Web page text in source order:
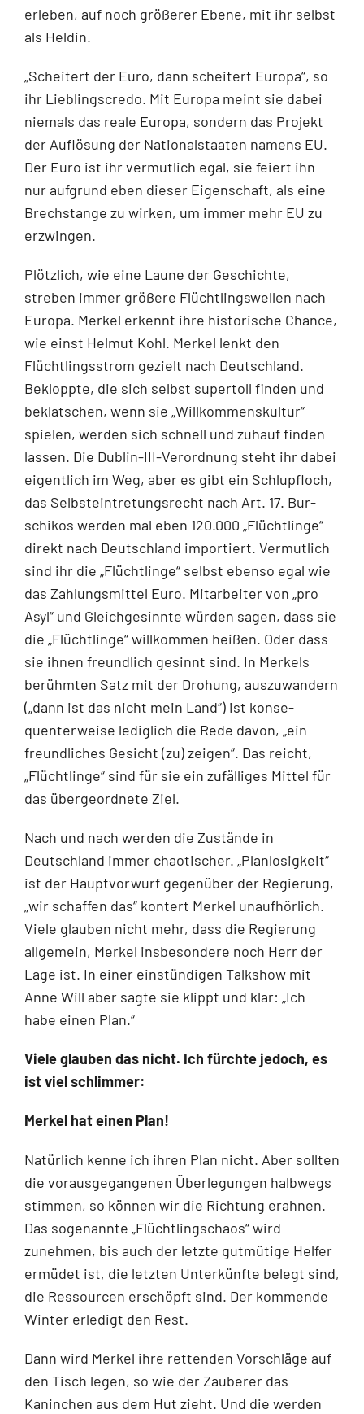
erleben, auf noch größerer Ebene, mit ihr selbst
als Heldin.
„Scheitert der Euro, dann scheitert Europa“, so
ihr Lieblingscredo. Mit Europa meint sie dabei
niemals das reale Europa, sondern das Projekt
der Auflösung der National­staaten namens EU.
Der Euro ist ihr vermutlich egal, sie feiert ihn
nur aufgrund eben dieser Eigenschaft, als eine
Brechstange zu wirken, um immer mehr EU zu
erzwin­gen.
Plötzlich, wie eine Laune der Geschichte,
streben immer größere Flüchtlingswellen nach
Europa. Merkel erkennt ihre historische Chance,
wie einst Helmut Kohl. Merkel lenkt den
Flüchtlingsstrom gezielt nach Deutschland.
Bekloppte, die sich selbst super­toll finden und
beklatschen, wenn sie „Willkommenskultur“
spielen, werden sich schnell und zuhauf finden
lassen. Die Dublin-III-Verordnung steht ihr dabei
eigentlich im Weg, aber es gibt ein Schlupfloch,
das Selbsteintretungsrecht nach Art. 17. Bur­
schikos werden mal eben 120.000 „Flüchtlinge“
direkt nach Deutschland importiert. Vermutlich
sind ihr die „Flüchtlinge“ selbst ebenso egal wie
das Zahlungsmittel Euro. Mitarbeiter von „pro
Asyl“ und Gleichgesinnte würden sagen, dass sie
die „Flüchtlinge“ willkommen heißen. Oder dass
sie ihnen freundlich gesinnt sind. In Merkels
berühm­ten Satz mit der Drohung, auszuwandern
(„dann ist das nicht mein Land“) ist konse­
quenterweise lediglich die Rede davon, „ein
freundliches Gesicht (zu) zeigen“. Das reicht,
„Flüchtlinge“ sind für sie ein zufälliges Mittel für
das übergeordnete Ziel.
Nach und nach werden die Zustände in
Deutschland immer chaotischer. „Planlosig­keit“
ist der Hauptvorwurf gegenüber der Regierung,
„wir schaffen das“ kontert Merkel unaufhörlich.
Viele glauben nicht mehr, dass die Regierung
allgemein, Merkel insbe­sondere noch Herr der
Lage ist. In einer einstündigen Talkshow mit
Anne Will aber sagte sie klippt und klar: „Ich
habe einen Plan.“
Viele glauben das nicht. Ich fürchte jedoch, es
ist viel schlimmer:
Merkel hat einen Plan!
Natürlich kenne ich ihren Plan nicht. Aber sollten
die vorausgegangenen Überlegun­gen halbwegs
stimmen, so können wir die Richtung erahnen.
Das sogenannte „Flüchtlingschaos“ wird
zunehmen, bis auch der letzte gutmütige Helfer
ermüdet ist, die letzten Unterkünfte belegt sind,
die Ressourcen erschöpft sind. Der kommende
Winter erledigt den Rest.
Dann wird Merkel ihre rettenden Vorschläge auf
den Tisch legen, so wie der Zauberer das
Kaninchen aus dem Hut zieht. Und die werden